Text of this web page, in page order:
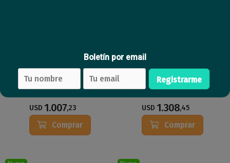
Equipo All in One Chuwi
Ryzen 5 4.5Ghz, 32GB, 1TB
SSD, 27" QHD 180Hz
USD 1.007,23
Comprar
Equipo Gamer Core i3
14100F, 16GB, 1TB, RTX 3050
6GB
USD 1.308,45
Comprar
Boletín por email
Registrarme